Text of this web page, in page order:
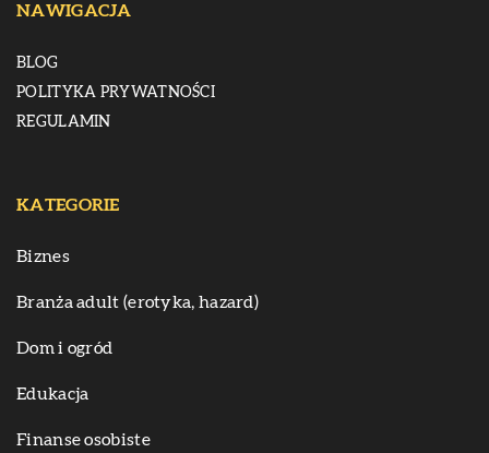
NAWIGACJA
BLOG
POLITYKA PRYWATNOŚCI
REGULAMIN
KATEGORIE
Biznes
Branża adult (erotyka, hazard)
Dom i ogród
Edukacja
Finanse osobiste